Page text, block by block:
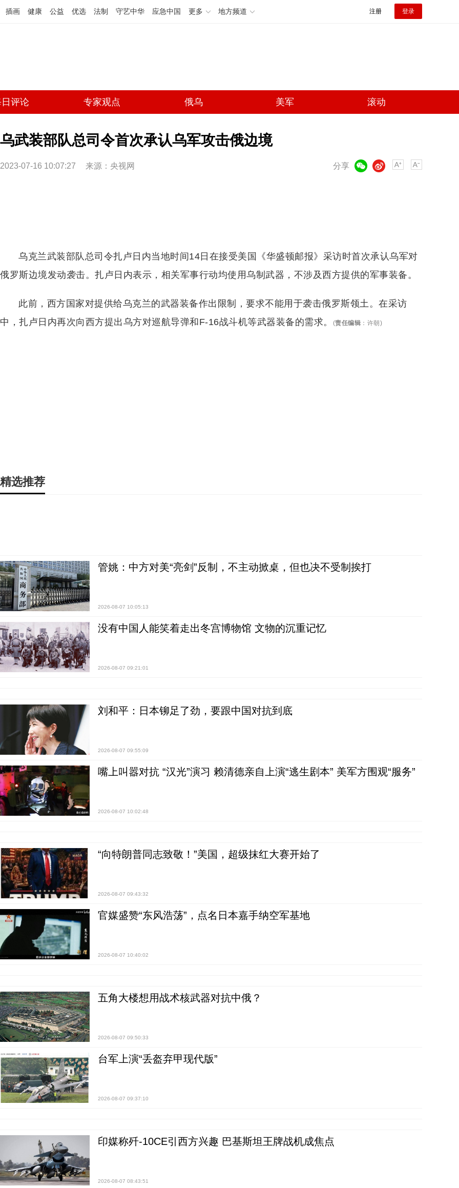
插画 健康 公益 优选 法制 守艺中华 应急中国 更多 地方频道 注册 登录
评论 专家观点 俄乌 美军 滚动
乌武装部队总司令首次承认乌军攻击俄边境
2023-07-16 10:07:27 来源：央视网 分享
微博
乌克兰武装部队总司令扎卢日内当地时间14日在接受美国《华盛顿邮报》采访时首次承认乌军对
俄罗斯边境发动袭击。扎卢日内表示，相关军事行动均使用乌制武器，不涉及西方提供的军事装备。
此前，西方国家对提供给乌克兰的武器装备作出限制，要求不能用于袭击俄罗斯领土。在采访
中，扎卢日内再次向西方提出乌方对巡航导弹和F-16战斗机等武器装备的需求。
(责任编辑 ： 许朝 )
精选推荐
管姚：中方对美“亮剑”反制，不主动掀桌，但也决不受制挨打
2026-08-07 10:05:13
没有中国人能笑着走出冬宫博物馆 文物的沉重记忆
2026-08-07 09:21:01
刘和平：日本铆足了劲，要跟中国对抗到底
2026-08-07 09:55:09
嘴上叫嚣对抗 “汉光”演习 赖清德亲自上演“逃生剧本” 美军方围观“服务”
2026-08-07 10:02:48
“向特朗普同志致敬！”美国，超级抹红大赛开始了
2026-08-07 09:43:32
官媒盛赞“东风浩荡”，点名日本嘉手纳空军基地
2026-08-07 10:40:02
五角大楼想用战术核武器对抗中俄？
2026-08-07 09:50:33
台军上演“丢盔弃甲现代版”
2026-08-07 09:37:10
印媒称歼-10CE引西方兴趣 巴基斯坦王牌战机成焦点
2026-08-07 08:43:51